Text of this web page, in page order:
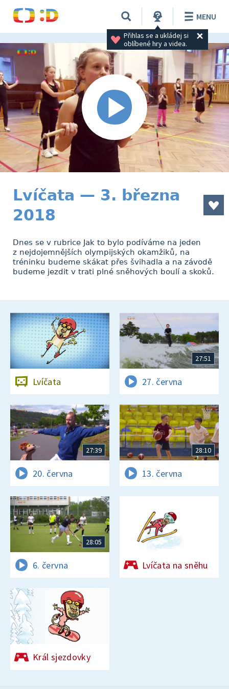
Přihlas se a ukládej si
oblíbené hry a videa.
MENU
Lvíčata — 3. března
2018
Dnes se v rubrice Jak to bylo podíváme na jeden
z nejdojemnějších olympijských okamžiků, na
tréninku budeme skákat přes švihadla a na závodě
budeme jezdit v trati plné sněhových boulí a skoků.
Lvíčata
27:51
27. června
27:39
20. června
28:10
13. června
28:05
6. června Lvíčata na sněhu
Král sjezdovky